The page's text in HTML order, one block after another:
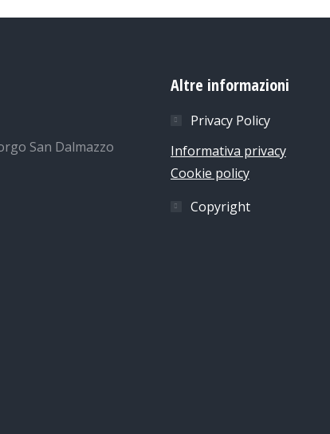
San Dalmazzo
Altre informazioni
Privacy Policy
Informativa privacy
Cookie policy
Copyright